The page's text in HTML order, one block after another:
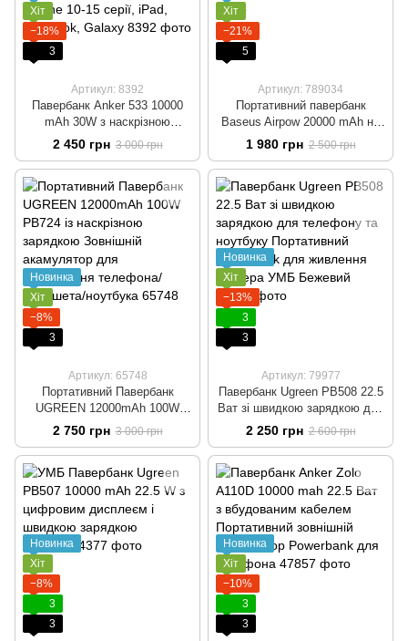
Хіт
−18%
3
Артикул: 8392
Павербанк Anker 533 10000
mAh 30W з наскрізною
зарядкою та індикатором
заряду Зовнішній акумулятор
для телефонів Power IQ 3.0
для iPhone 10-15 серії, iPad,
MacBook, Galaxy
2 450 грн 3 000 грн
Хіт
−21%
5
Артикул: 789034
Портативний павербанк
Baseus Airpow 20000 mAh на
20W 3A з технологією
QC3.0+PD3.0 із наскрізною
зарядкою, + кабель у
комплекті Чорний
1 980 грн 2 500 грн
Новинка
Хіт
−8%
3
Артикул: 65748
Портативний Павербанк
UGREEN 12000mAh 100W
PB724 із наскрізною зарядкою
Зовнішній акамулятор для
заряджання телефона/
планшета/ноутбука
2 750 грн 3 000 грн
Новинка
Хіт
−13%
3
3
Артикул: 79977
Павербанк Ugreen PB508 22.5
Ват зі швидкою зарядкою для
телефону та ноутбуку
Портативний powerbank для
живлення роутера УМБ
Бежевий
2 250 грн 2 600 грн
Новинка
Хіт
−8%
3
3
Новинка
Хіт
−10%
3
3